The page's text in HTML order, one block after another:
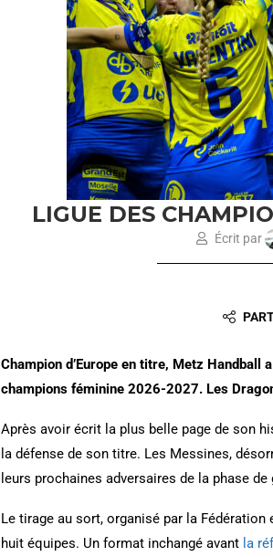
LIGUE DES
Écrit par
Champion d’Europe en titre, Metz
champions féminine 2026-2027. Les
Après avoir écrit la plus belle page de son
la défense de son titre. Les Messines,
leurs prochaines adversaires de la phase
Le tirage au sort, organisé par la Fédération
huit équipes. Un format inchangé avant la